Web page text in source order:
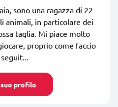
sono una ragazza di 22
animali, in particolare dei
taglia. Mi piace molto
proprio come faccio
profilo